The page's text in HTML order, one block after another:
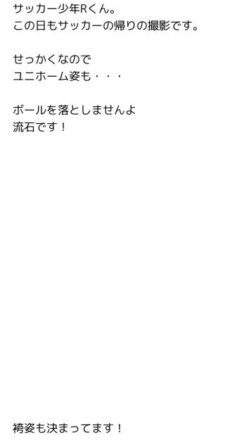
サッカー少年Rくん。
この日もサッカーの帰りの撮影です。
せっかくなので
ユニホーム姿も・・・
ボールを落としませんよ
流石です！
袴姿も決まってます！